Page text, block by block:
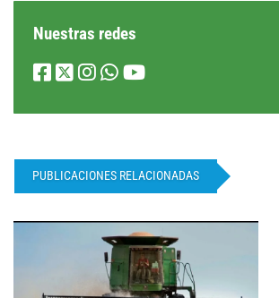
Nuestras redes
PUBLICACIONES RELACIONADAS